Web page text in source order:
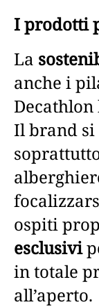
I prodotti
La
anche i
Il brand
ospiti
esclusivi
in totale
all’aperto.